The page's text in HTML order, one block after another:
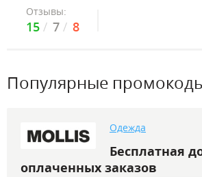
Отзывы:
15 7 8
Популярные
Одежда
Бесплатная
оплаченных заказов